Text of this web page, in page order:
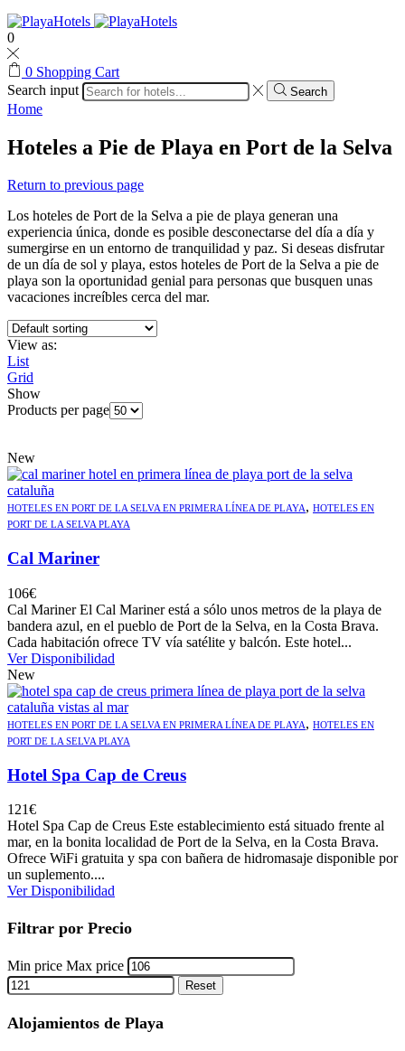
0
0 Shopping Cart
Search input
Search
Home
Hoteles a Pie de Playa en Port de la Selva
Return to previous page
Los hoteles de Port de la Selva a pie de playa generan una
experiencia única, donde es posible desconectarse del día a día y
sumergirse en un entorno de tranquilidad y paz. Si deseas disfrutar
de un día de sol y playa, estos hoteles de Port de la Selva a pie de
playa son la oportunidad genial para personas que busquen unas
vacaciones increíbles cerca del mar.
View as:
List
Grid
Show
Products per page
New
HOTELES EN PORT DE LA SELVA EN PRIMERA LÍNEA DE PLAYA, HOTELES EN
PORT DE LA SELVA PLAYA
Cal Mariner
106€
Cal Mariner El Cal Mariner está a sólo unos metros de la playa de
bandera azul, en el pueblo de Port de la Selva, en la Costa Brava.
Cada habitación ofrece TV vía satélite y balcón. Este hotel...
Ver Disponibilidad
New
HOTELES EN PORT DE LA SELVA EN PRIMERA LÍNEA DE PLAYA, HOTELES EN
PORT DE LA SELVA PLAYA
Hotel Spa Cap de Creus
121€
Hotel Spa Cap de Creus Este establecimiento está situado frente al
mar, en la bonita localidad de Port de la Selva, en la Costa Brava.
Ofrece WiFi gratuita y spa con bañera de hidromasaje disponible por
un suplemento....
Ver Disponibilidad
Filtrar por Precio
Min price Max price
Reset
Alojamientos de Playa